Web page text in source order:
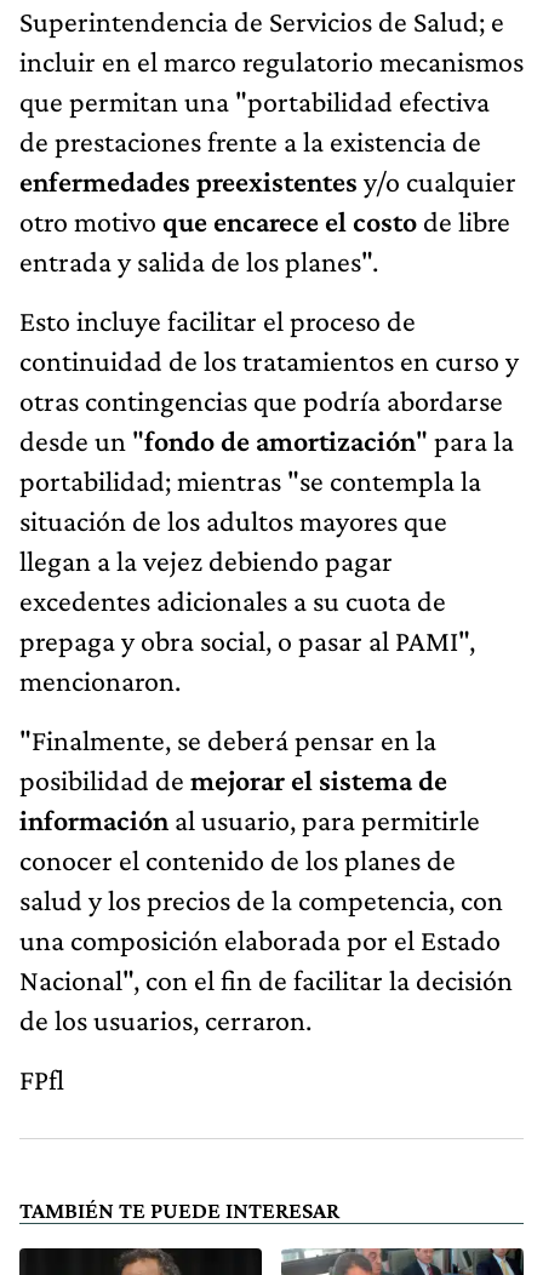
Superintendencia de Servicios de Salud; e
incluir en el marco regulatorio mecanismos
que permitan una "portabilidad efectiva
de prestaciones frente a la existencia de
enfermedades preexistentes y/o cualquier
otro motivo que encarece el costo de libre
entrada y salida de los planes".
Esto incluye facilitar el proceso de
continuidad de los tratamientos en curso y
otras contingencias que podría abordarse
desde un "fondo de amortización" para la
portabilidad; mientras "se contempla la
situación de los adultos mayores que
llegan a la vejez debiendo pagar
excedentes adicionales a su cuota de
prepaga y obra social, o pasar al PAMI",
mencionaron.
"Finalmente, se deberá pensar en la
posibilidad de mejorar el sistema de
información al usuario, para permitirle
conocer el contenido de los planes de
salud y los precios de la competencia, con
una composición elaborada por el Estado
Nacional", con el fin de facilitar la decisión
de los usuarios, cerraron.
FPfl
TAMBIÉN TE PUEDE INTERESAR